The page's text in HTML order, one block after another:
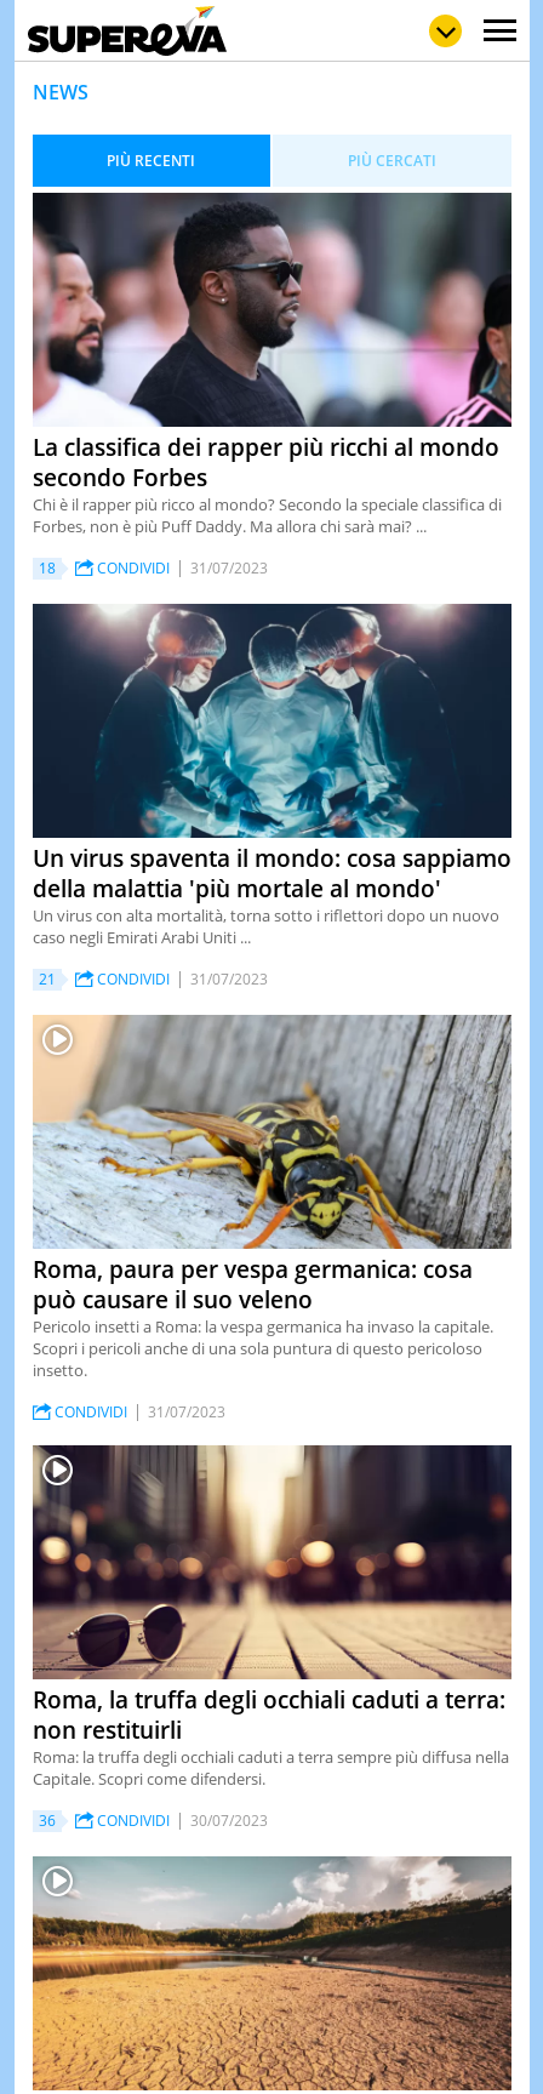
WOW
VIDEO
& TV
QUIZ
&
TEST
&
NEWS
PIÙ RECENTI PIÙ CERCATI
La classifica dei rapper più ricchi al mondo
secondo Forbes
Chi è il rapper più ricco al mondo? Secondo la speciale classifica di
Forbes, non è più Puff Daddy. Ma allora chi sarà mai? ...
18 CONDIVIDI 31/07/2023
Un virus spaventa il mondo: cosa sappiamo
della malattia 'più mortale al mondo'
Un virus con alta mortalità, torna sotto i riflettori dopo un nuovo
caso negli Emirati Arabi Uniti ...
21 CONDIVIDI 31/07/2023
Roma, paura per vespa germanica: cosa
può causare il suo veleno
Pericolo insetti a Roma: la vespa germanica ha invaso la capitale.
Scopri i pericoli anche di una sola puntura di questo pericoloso
insetto.
CONDIVIDI 31/07/2023
Roma, la truffa degli occhiali caduti a terra:
non restituirli
Roma: la truffa degli occhiali caduti a terra sempre più diffusa nella
Capitale. Scopri come difendersi.
36 CONDIVIDI 30/07/2023